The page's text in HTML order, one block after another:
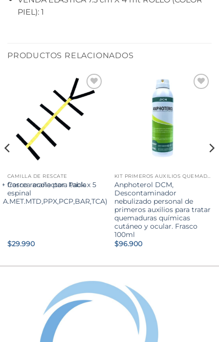
PIEL): 1
PRODUCTOS RELACIONADOS
CAMILLA DE RESCATE
Correa araña para tabla
espinal
$29.990
KIT PRIMEROS AUXILIOS QUEMADURAS QUÍMICAS Y TÉRMICAS
Anphoterol DCM,
Descontaminador
nebulizado personal de
primeros auxilios para tratar
quemaduras químicas
cutáneo y ocular. Frasco
100ml
$96.900
frasco recolector. Pack x 5